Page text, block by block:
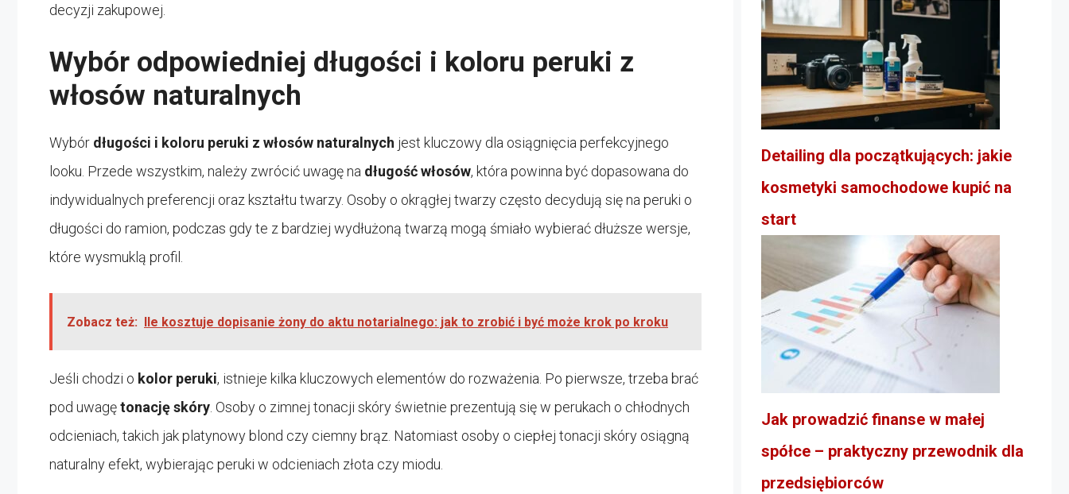
decyzji zakupowej.
Wybór odpowiedniej długości i koloru peruki z
włosów naturalnych
Wybór długości i koloru peruki z włosów naturalnych jest kluczowy dla osiągnięcia perfekcyjnego
looku. Przede wszystkim, należy zwrócić uwagę na długość włosów, która powinna być dopasowana do
indywidualnych preferencji oraz kształtu twarzy. Osoby o okrągłej twarzy często decydują się na peruki o
długości do ramion, podczas gdy te z bardziej wydłużoną twarzą mogą śmiało wybierać dłuższe wersje,
które wysmuklą profil.
Zobacz też: Ile kosztuje dopisanie żony do aktu notarialnego: jak to zrobić i być może krok po kroku
Jeśli chodzi o kolor peruki, istnieje kilka kluczowych elementów do rozważenia. Po pierwsze, trzeba brać
pod uwagętonację skóry . Osoby o zimnej tonacji skóry świetnie prezentują się w perukach o chłodnych
odcieniach, takich jak platynowy blond czy ciemny brąz. Natomiast osoby o ciepłej tonacji skóry osiągną
naturalny efekt, wybierając peruki w odcieniach złota czy miodu.
Detailing dla początkujących: jakie
kosmetyki samochodowe kupić na
start
Jak prowadzić finanse w małej
spółce – praktyczny przewodnik dla
przedsiębiorców